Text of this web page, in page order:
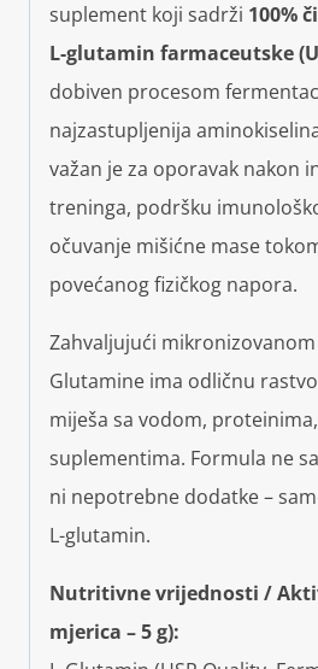
suplement koji sadrži 100%
L-glutamin farmaceutske
dobiven procesom
najzastupljenija
važan je za oporavak nakon
treninga, podršku
očuvanje mišićne mase
povećanog fizičkog napora.
Zahvaljujući
Glutamine ima odličnu
miješa sa vodom,
suplementima. Formula ne
ni nepotrebne dodatke –
L-glutamin.
Nutritivne vrijednosti /
mjerica – 5 g):